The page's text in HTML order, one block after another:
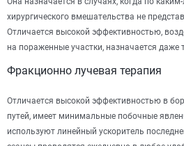
хирургического вмешательства не
Отличается высокой эффективностью,
на пораженные участки, назначается
Фракционно лучевая терапия
Отличается высокой эффективностью в
путей, имеет минимальные побочные
используют линейный ускоритель